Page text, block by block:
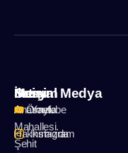
İletişim
A: Örnek
Mahallesi.
Şehit
Menu
Anasayfa
Hakkımızda
Sosyal Medya
Youtube
Instagram